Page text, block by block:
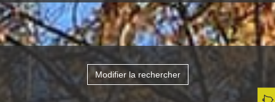
Modifier la rechercher